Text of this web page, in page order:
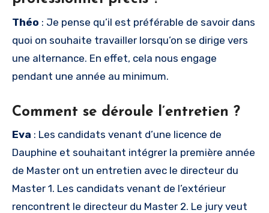
Théo : Je pense qu’il est préférable de savoir dans
quoi on souhaite travailler lorsqu’on se dirige vers
une alternance. En effet, cela nous engage
pendant une année au minimum.
Comment se déroule l’entretien ?
Eva : Les candidats venant d’une licence de
Dauphine et souhaitant intégrer la première année
de Master ont un entretien avec le directeur du
Master 1. Les candidats venant de l’extérieur
rencontrent le directeur du Master 2. Le jury veut